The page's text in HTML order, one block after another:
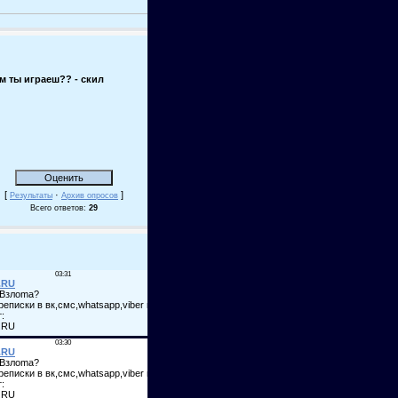
ты играеш?? - скил
[ Результаты · Архив опросов ]
Всего ответов: 29